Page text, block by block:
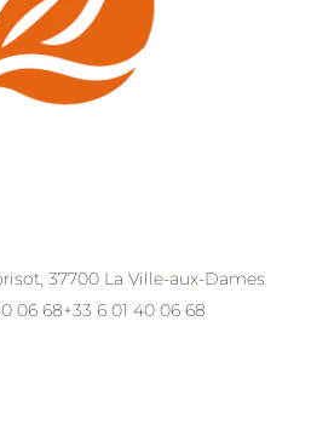
37700 La Ville-aux-Dames
06 68+33 6 01 40 06 68